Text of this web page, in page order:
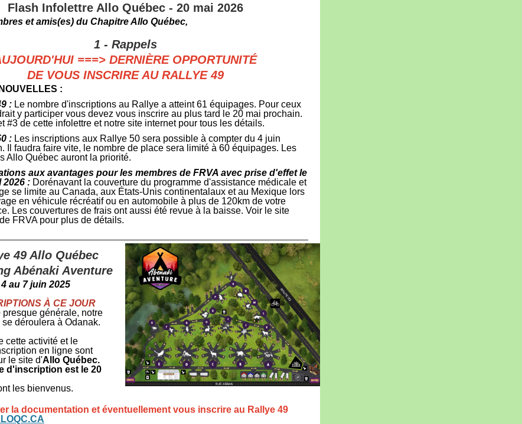
Flash Infolettre Allo Québec - 20 mai 2026
et amis(es) du Chapitre Allo Québec,
1 - Rappels
===> DERNIÈRE OPPORTUNITÉ
DE VOUS INSCRIRE AU RALLYE 49
:
: Le nombre d'inscriptions au Rallye a atteint 61 équipages. Pour ceux
y participer vous devez vous inscrire au plus tard le 20 mai prochain.
#3 de cette infolettre et notre site internet pour tous les détails.
: Les inscriptions aux Rallye 50 sera possible à compter du 4 juin
Il faudra faire vite, le nombre de place sera limité à 60 équipages. Les
Allo Québec auront la priorité.
aux avantages pour les membres de FRVA avec prise d'effet le
2026 : Dorénavant la couverture du programme d'assistance médicale et
se limite au Canada, aux États-Unis continentalaux et au Mexique lors
en véhicule récréatif ou en automobile à plus de 120km de votre
Les couvertures de frais ont aussi été revue à la baisse. Voir le site
FRVA pour plus de détails.
49 Allo Québec
Abénaki Aventure
au 7 juin 2025
À CE JOUR
générale, notre
déroulera à Odanak.
cette activité et le
en ligne sont
le site d'Allo Québec.
d'inscription est le 20
les bienvenus.
la documentation et éventuellement vous inscrire au Rallye 49